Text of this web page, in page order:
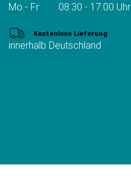
Mo - Fr 08:30 - 17:00 Uhr
Kostenlose Lieferung
innerhalb Deutschland